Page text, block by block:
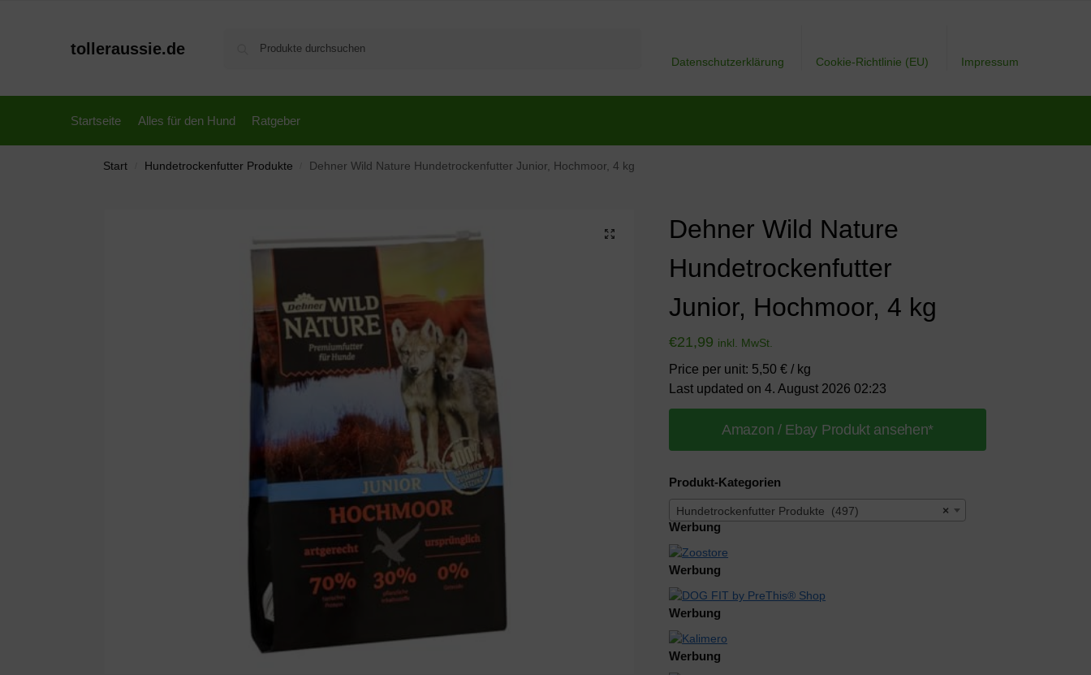
tolleraussie.de
Datenschutzerklärung Cookie-Richtlinie (EU) Impressum
Startseite Alles für den Hund Ratgeber
Start Hundetrockenfutter Produkte Dehner Wild Nature Hundetrockenfutter Junior, Hochmoor, 4 kg
Dehner Wild Nature
Hundetrockenfutter
Junior, Hochmoor, 4 kg
€21,99 inkl. MwSt.
Price per unit: 5,50 € / kg
Last updated on 4. August 2026 02:23
Amazon / Ebay Produkt ansehen*
Produkt-Kategorien
×
Hundetrockenfutter Produkte (497)
Werbung
Werbung
Werbung
Werbung